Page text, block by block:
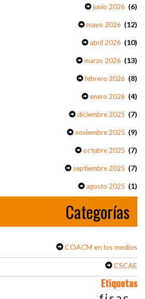
junio 2026 (6)
mayo 2026 (12)
abril 2026 (10)
marzo 2026 (13)
febrero 2026 (8)
enero 2026 (4)
diciembre 2025 (7)
noviembre 2025 (9)
octubre 2025 (7)
septiembre 2025 (7)
agosto 2025 (1)
Categorías
COACM en los medios
CSCAE
Etiquetas